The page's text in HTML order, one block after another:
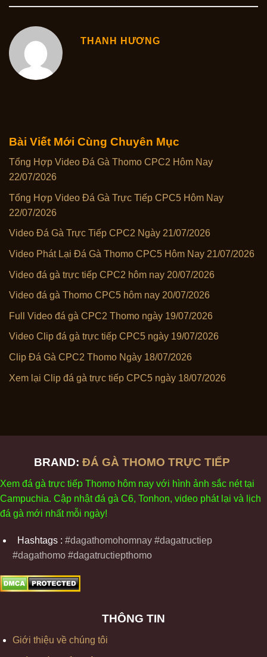
Bài Viết Mới Cùng Chuyên Mục
Tổng Hợp Video Đá Gà Thomo CPC2 Hôm Nay
22/07/2026
Tổng Hợp Video Đá Gà Trực Tiếp CPC5 Hôm Nay
22/07/2026
Video Đá Gà Trực Tiếp CPC2 Ngày 21/07/2026
Video Phát Lại Đá Gà Thomo CPC5 Hôm Nay 21/07/2026
Video đá gà trực tiếp CPC2 hôm nay 20/07/2026
Video đá gà Thomo CPC5 hôm nay 20/07/2026
Full Video đá gà CPC2 Thomo ngày 19/07/2026
Video Clip đá gà trực tiếp CPC5 ngày 19/07/2026
Clip Đá Gà CPC2 Thomo Ngày 18/07/2026
Xem lại Clip đá gà trực tiếp CPC5 ngày 18/07/2026
THANH HƯƠNG
BRAND: ĐÁ GÀ THOMO TRỰC TIẾP
Xem đá gà trực tiếp Thomo hôm nay với hình ảnh sắc néttại
Campuchia. Cập nhậtđá gà C6, Tonhon, video phátl ại và ịch
đá gà mới nhất mỗi ngày!
Hashtags : #dagathomohomnay #dagatructiep
#dagathomo #dagatructiepthomo
THÔNG TIN
Giới thiệu về chúng tôi